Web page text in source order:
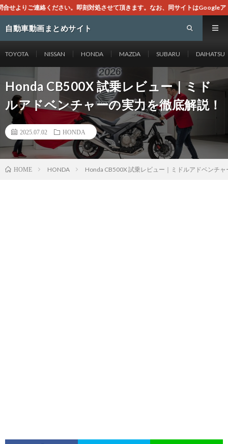
させて頂きます。なお、同サイトはGoogleアドセンスによる広告を掲載して
自動車動画まとめサイト
TOYOTA NISSAN HONDA MAZDA SUBARU DAIHATSU
Honda CB500X 試乗レビュー｜ミド
ルアドベンチャーの実力を徹底解説！
2025.07.02 HONDA
HOME HONDA Honda CB500X 試乗レビュー｜ミドルアドベンチ